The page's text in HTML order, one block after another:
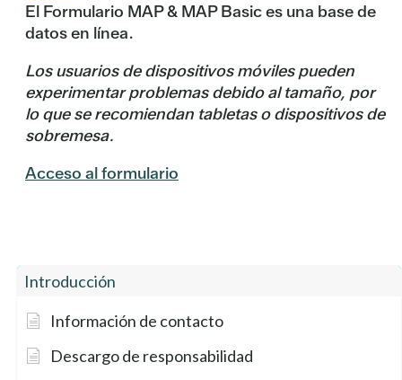
Introducción
Información de contacto
Descargo de responsabilidad
El Formulario MAP & MAP Basic es una base de
datos en línea.
Los usuarios de dispositivos móviles pueden
experimentar problemas debido al tamaño, por
lo que se recomiendan tabletas o dispositivos de
sobremesa.
Acceso al formulario